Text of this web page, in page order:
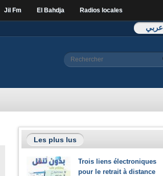
Jil Fm El Bahdja Radios locales
عربي
Formulaire de
Rechercher
Les plus lus
Trois liens électroniques
pour le retrait à distance